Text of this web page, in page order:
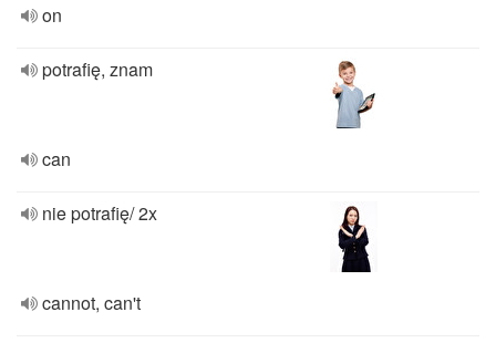
on
potrafię, znam
can
nie potrafię/ 2x
cannot, can't